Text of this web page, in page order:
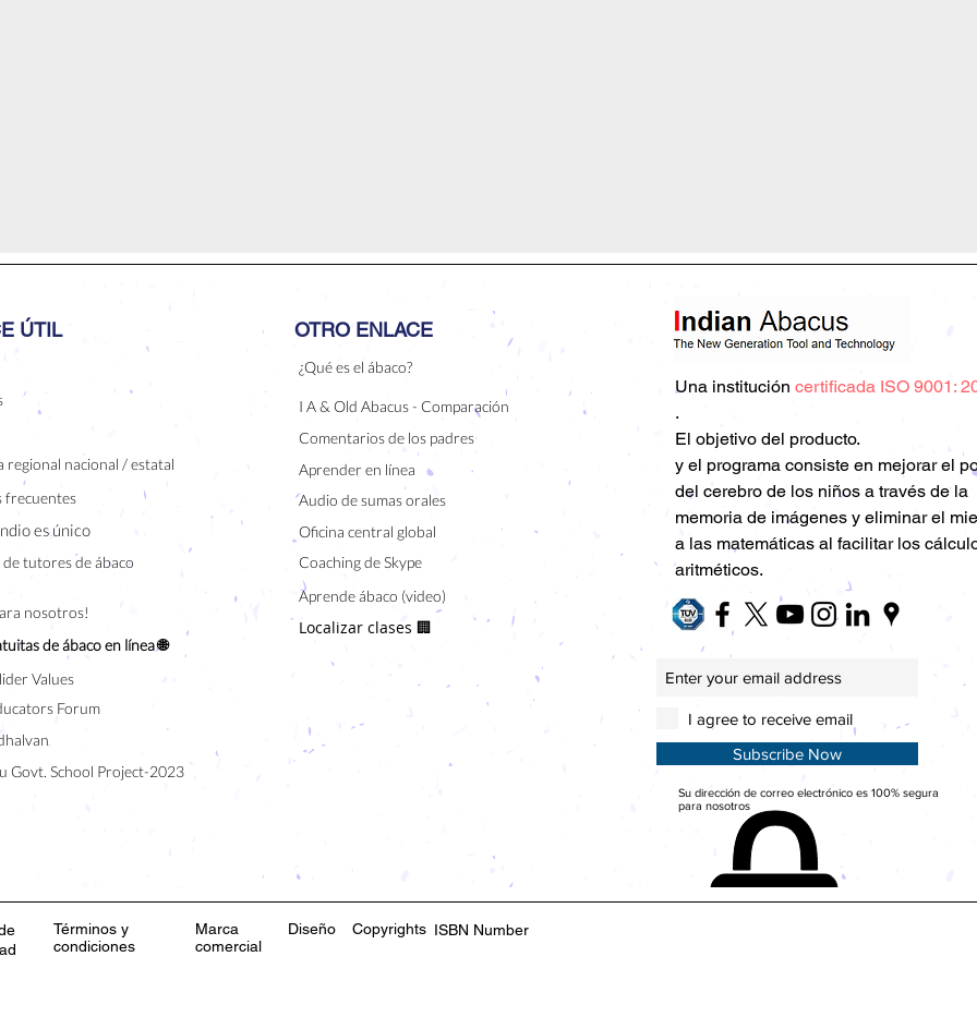
ÚTIL
regional nacional / estatal
frecuentes
es único
tutores de ábaco
nosotros!
de ábaco en línea 🌐
Values
Forum
Govt. School Project-2023
OTRO ENLACE
¿Qué es el ábaco?
I A & Old Abacus - Comparación
Comentarios de los padres
Aprender en línea
Audio de sumas orales
Oficina central global
Coaching de Skype
Aprende ábaco (video)
Localizar clases 🏢
Una institución certificada ISO 9001:
.
El objetivo del producto.
y el programa consiste en mejorar el
del cerebro de los niños a través de la
memoria de imágenes y eliminar el
a las matemáticas al facilitar los
aritméticos.
I agree to receive email
Subscribe Now
Su dirección de correo electrónico es 100% segura
para nosotros
Términos y
condiciones
Marca
comercial
Diseño Copyrights ISBN Number